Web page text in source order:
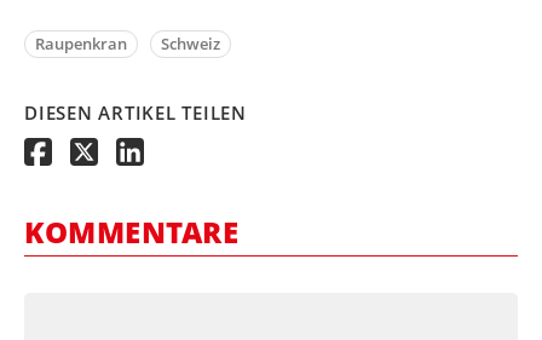
Raupenkran Schweiz
DIESEN ARTIKEL TEILEN
KOMMENTARE